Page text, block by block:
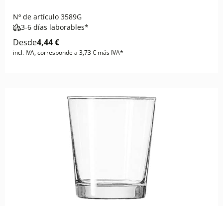
Nº de artículo 3589G
3-6 días laborables*
Desde4,44 €
incl. IVA, corresponde a 3,73 € más IVA*